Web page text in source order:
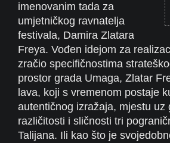
imenovanim tada za
umjetničkog ravnatelja
festivala, Damira Zlatara
Freya. Vođen idejom za
zračio specifičnostima
prostor grada Umaga, Zlatar
lava, koji s vremenom postaje
autentičnog izražaja, mjestu
različitosti i sličnosti tri
Talijana. Ili kao što je